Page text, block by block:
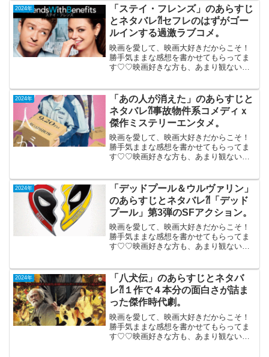
ル ハッキングゲーム」2024年
11月1日（...
2024年
「ステイ・フレンズ」のあらすじ
とネタバレ⁈セフレのはずがゴー
ルインする過激ラブコメ。
映画を愛して、映画大好きだからこそ！
勝手気ままな感想を書かせてもらってま
す♡♡映画好きな方も、あまり観ない方
版）PG-122011年10月1日公開（109分）
ニュ...
2024年
「あの人が消えた」のあらすじと
ネタバレ⁈事故物件系コメディｘ
傑作ミステリーエンタメ。
映画を愛して、映画大好きだからこそ！
勝手気ままな感想を書かせてもらってま
す♡♡映画好きな方も、あまり観ない方
件系コメディｘ傑作ミステリーエンタ
メ。東京の...
2024年
「デッドプール＆ウルヴァリン」
のあらすじとネタバレ⁈「デッド
プール」第3弾のSFアクション。
映画を愛して、映画大好きだからこそ！
勝手気ままな感想を書かせてもらってま
す♡♡映画好きな方も、あまり観ない方
月24日公開（128分）クソ無責任ヒーロー
「...
2024年
「八犬伝」のあらすじとネタバ
レ⁈１作で４本分の面白さが詰ま
った傑作時代劇。
映画を愛して、映画大好きだからこそ！
勝手気ままな感想を書かせてもらってま
す♡♡映画好きな方も、あまり観ない方